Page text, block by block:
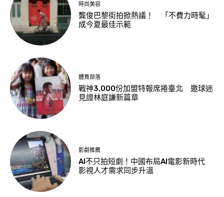
時尚美容
龔俊巴黎街拍掀熱議！ 「不費力時髦」
成今夏最佳示範
體育部落
戰神3,000份加盟特報席捲臺北 邀球迷
見證林庭謙新篇章
影劇推薦
AI不只拍短劇！中國布局AI電影新時代
影視人才需求同步升溫